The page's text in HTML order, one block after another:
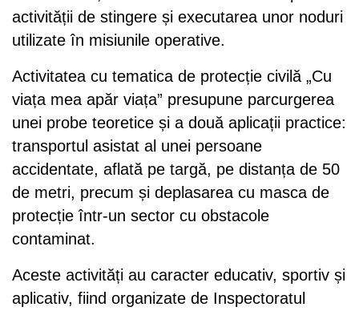
activității de stingere și executarea unor noduri
utilizate în misiunile operative.
Activitatea cu tematica de protecție civilă „Cu
viața mea apăr viața” presupune parcurgerea
unei probe teoretice și a două aplicații practice:
transportul asistat al unei persoane
accidentate, aflată pe targă, pe distanța de 50
de metri, precum și deplasarea cu masca de
protecție într-un sector cu obstacole
contaminat.
Aceste activități au caracter educativ, sportiv și
aplicativ, fiind organizate de Inspectoratul